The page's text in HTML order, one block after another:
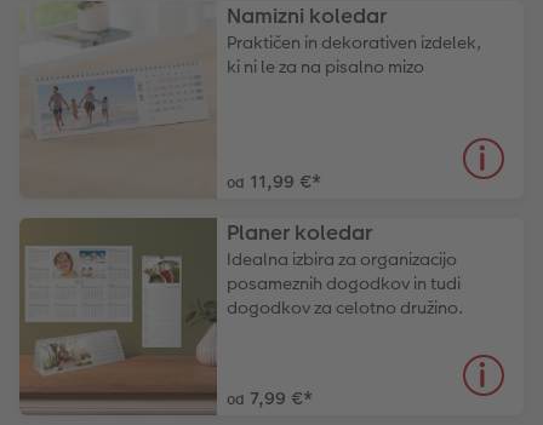
Namizni koledar
Praktičen in dekorativen izdelek,
ki ni le za na pisalno mizo
od 11,99 €*
Planer koledar
Idealna izbira za organizacijo
posameznih dogodkov in tudi
dogodkov za celotno družino.
od 7,99 €*